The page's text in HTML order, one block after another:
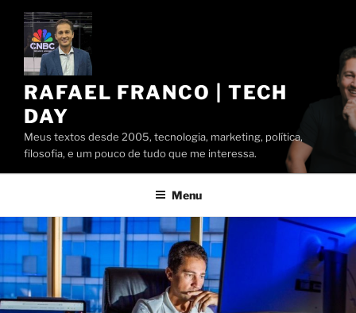
Pular
conteúdo
RAFAEL FRANCO | TECH
DAY
Meus textos desde 2005, tecnologia, marketing, política,
filosofia, e um pouco de tudo que me interessa.
Menu